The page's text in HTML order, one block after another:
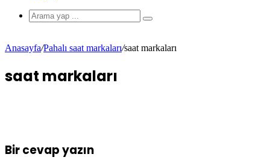
Anasayfa/Pahalı saat markaları/saat markaları
saat markaları
Bir cevap yazın